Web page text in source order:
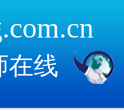
在线